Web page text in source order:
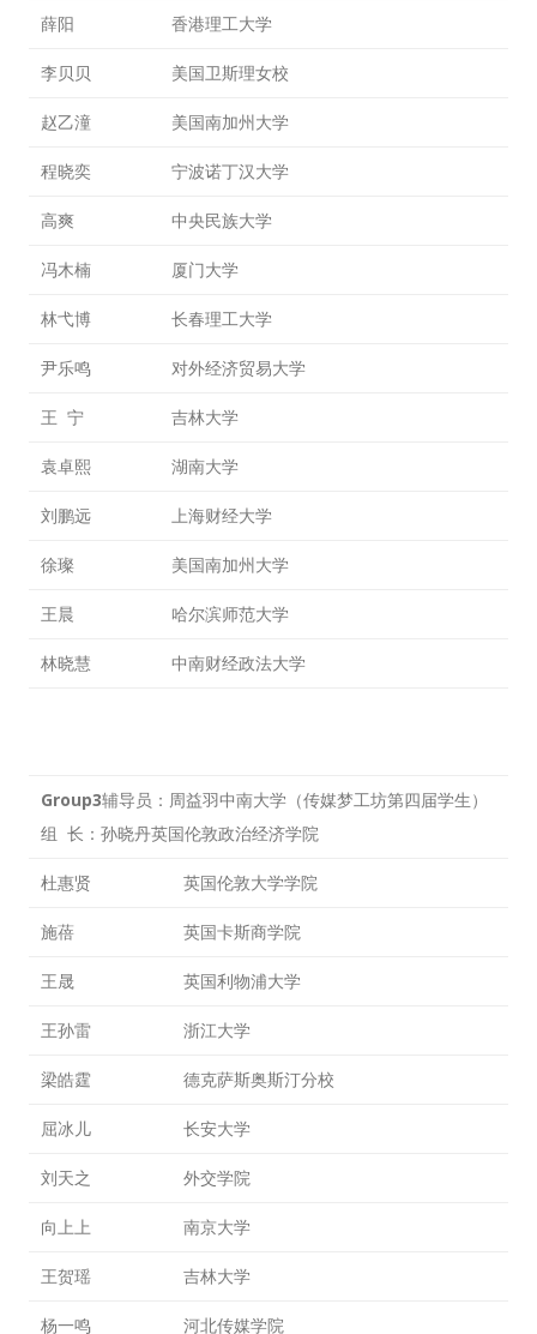
薛阳 香港理工大学
李贝贝 美国卫斯理女校
赵乙潼 美国南加州大学
程晓奕 宁波诺丁汉大学
高爽 中央民族大学
冯木楠 厦门大学
林弋博 长春理工大学
尹乐鸣 对外经济贸易大学
王 宁 吉林大学
袁卓熙 湖南大学
刘鹏远 上海财经大学
徐璨 美国南加州大学
王晨 哈尔滨师范大学
林晓慧 中南财经政法大学
Group3辅导员：周益羽中南大学（传媒梦工坊第四届学生）
组 长：孙晓丹英国伦敦政治经济学院
杜惠贤 英国伦敦大学学院
施蓓 英国卡斯商学院
王晟 英国利物浦大学
王孙雷 浙江大学
梁皓霆 德克萨斯奥斯汀分校
屈冰儿 长安大学
刘天之 外交学院
向上上 南京大学
王贺瑶 吉林大学
杨一鸣 河北传媒学院